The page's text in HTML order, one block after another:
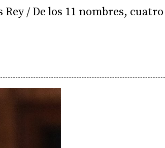
/ De los 11 nombres,